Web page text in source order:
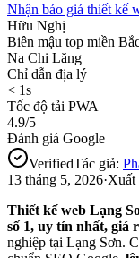
Nhận báo giá thiết kế
Hữu Nghị
Biên mậu top miền
Na Chi Lăng
Chỉ dẫn địa lý
< 1s
Tốc độ tải PWA
4.9/5
Đánh giá Google
VerifiedTác giả:
13 tháng 5, 2026·Xuất
Thiết kế web Lạng
số 1, uy tín nhất, giá
nghiệp tại Lạng Sơn.